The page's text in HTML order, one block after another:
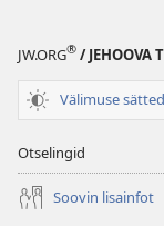
JW.ORG® / JEHOOVA
Välimuse sätted
Otselingid
Soovin lisainfot